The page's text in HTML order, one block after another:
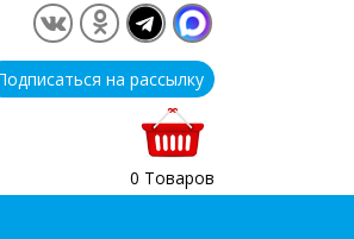
на рассылку
0 Товаров